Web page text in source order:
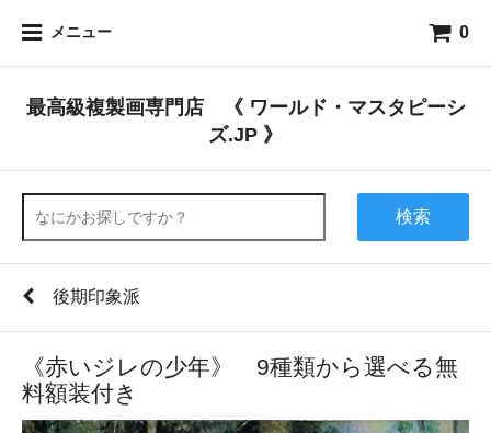
メニュー 0
最高級複製画専門店 《 ワールド・マスタピーシ
ズ.JP 》
検索
後期印象派
《赤いジレの少年》 9種類から選べる無
料額装付き